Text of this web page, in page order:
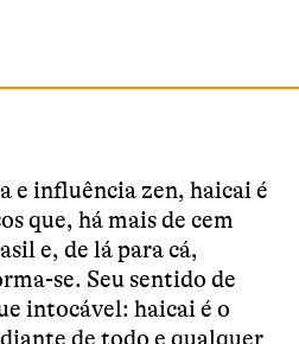
e influência zen, haicai é
que, há mais de cem
e, de lá para cá,
se. Seu sentido de
intocável: haicai é o